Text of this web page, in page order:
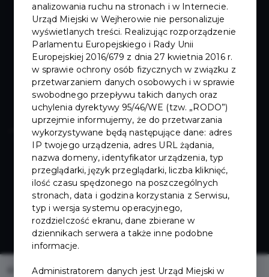
Luna 360
Fotobudka
Home Oferty Luna 360 Fotobudka
analizowania ruchu na stronach i w Internecie.
Urząd Miejski w Wejherowie nie personalizuje
wyświetlanych treści. Realizując rozporządzenie
Parlamentu Europejskiego i Rady Unii
Europejskiej 2016/679 z dnia 27 kwietnia 2016 r.
w sprawie ochrony osób fizycznych w związku z
przetwarzaniem danych osobowych i w sprawie
swobodnego przepływu takich danych oraz
uchylenia dyrektywy 95/46/WE (tzw. „RODO”)
uprzejmie informujemy, że do przetwarzania
wykorzystywane będą następujące dane: adres
IP twojego urządzenia, adres URL żądania,
nazwa domeny, identyfikator urządzenia, typ
przeglądarki, język przeglądarki, liczba kliknięć,
ilość czasu spędzonego na poszczególnych
stronach, data i godzina korzystania z Serwisu,
typ i wersja systemu operacyjnego,
rozdzielczość ekranu, dane zbierane w
dziennikach serwera a także inne podobne
informacje.
Administratorem danych jest Urząd Miejski w